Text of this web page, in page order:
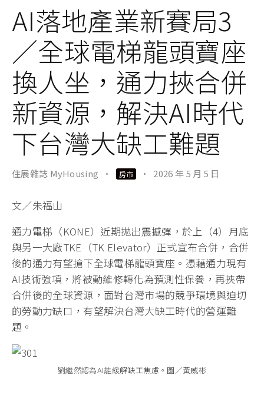
AI落地產業新賽局3
／全球電梯龍頭寶座
換人坐，通力挾合併
新資源，解決AI時代
下台灣大缺工難題
住展雜誌 MyHousing · 房市 · 2026 年 5 月 5 日
文／朱福山
通力電梯（KONE）近期拋出震撼彈，於上（4）月底
與另一大廠TKE（TK Elevator）正式宣布合併，合併
後的通力有望搶下全球電梯龍頭寶座。憑藉通力現有
AI技術強項，將被動維修轉化為預測性保養，再挾帶
合併後的全球資源，面對台灣市場的競爭環境與迫切
的勞動力缺口，有望解決台灣大缺工時代的營運難
題。
劉繼然認為AI能緩解缺工焦慮。圖／黃威彬